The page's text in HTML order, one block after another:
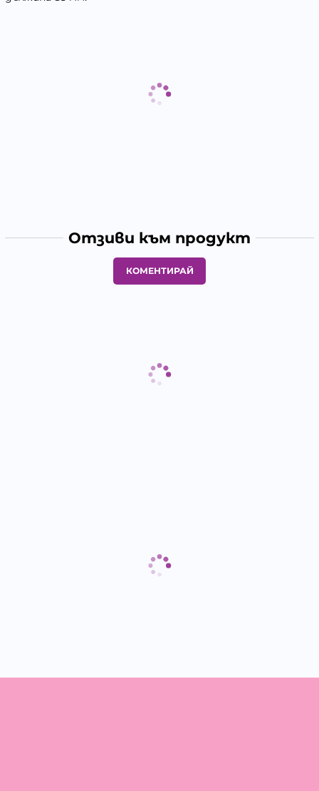
Отзиви към продукт
КОМЕНТИРАЙ